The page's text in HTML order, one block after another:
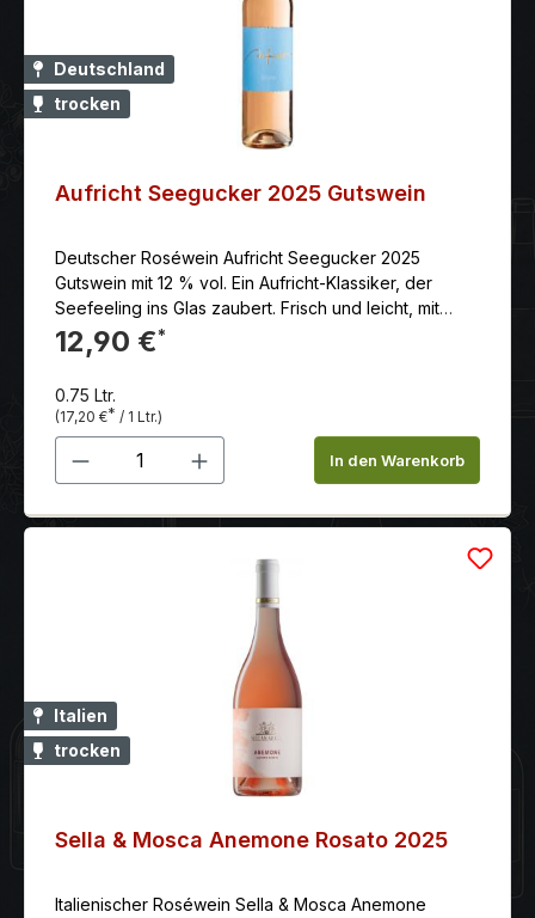
Deutschland
trocken
Aufricht Seegucker 2025 Gutswein
Deutscher Roséwein Aufricht Seegucker 2025
Gutswein mit 12 % vol. Ein Aufricht-Klassiker, der
Seefeeling ins Glas zaubert. Frisch und leicht, mit
einer feinen Säure.
12,90 €*
0.75 Ltr.
(17,20 €* / 1 Ltr.)
Produkt Anzahl: Gib denIn den Warenkorb
Italien
trocken
Sella & Mosca Anemone Rosato 2025
Italienischer Roséwein Sella & Mosca Anemone